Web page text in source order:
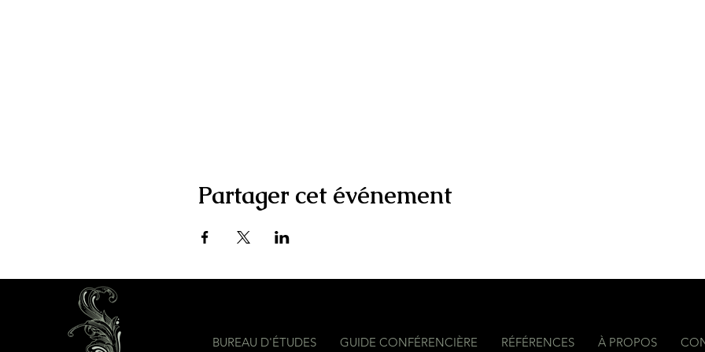
Partager cet événement
BUREAU D'ÉTUDES GUIDE CONFÉRENCIÈRE RÉFÉRENCES À PROPOS